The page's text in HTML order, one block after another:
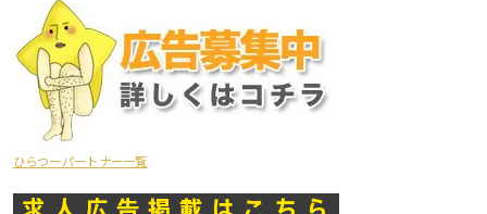
ひらつーパートナー一覧